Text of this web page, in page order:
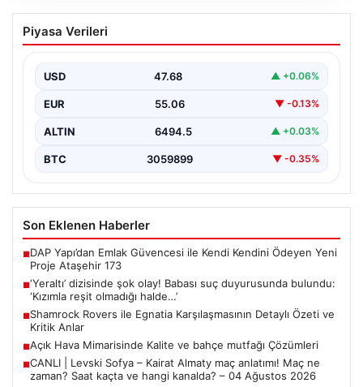
‘Yeraltı’ dizisinde şok olay! Babası suç
duyurusunda bulundu: ‘Kızımla reşit
Piyasa Verileri
USD 47.68 ▲ +0.06%
EUR 55.06 ▼ -0.13%
ALTIN 6494.5 ▲ +0.03%
BTC 3059899 ▼ -0.35%
Son Eklenen Haberler
■DAP Yapı’dan Emlak Güvencesi ile Kendi Kendini Ödeyen Yeni
Proje Ataşehir 173
■‘Yeraltı’ dizisinde şok olay! Babası suç duyurusunda bulundu:
‘Kızımla reşit olmadığı halde…’
■Shamrock Rovers ile Egnatia Karşılaşmasının Detaylı Özeti ve
Kritik Anlar
■Açık Hava Mimarisinde Kalite ve bahçe mutfağı Çözümleri
■CANLI | Levski Sofya – Kairat Almaty maç anlatımı! Maç ne
zaman? Saat kaçta ve hangi kanalda? – 04 Ağustos 2026